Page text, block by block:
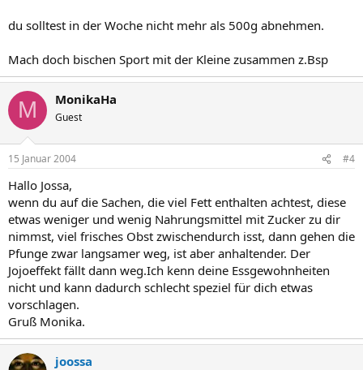
du solltest in der Woche nicht mehr als 500g abnehmen.
Mach doch bischen Sport mit der Kleine zusammen z.Bsp
M MonikaHa
Guest
15 Januar 2004 #4
Hallo Jossa,
wenn du auf die Sachen, die viel Fett enthalten achtest, diese
etwas weniger und wenig Nahrungsmittel mit Zucker zu dir
nimmst, viel frisches Obst zwischendurch isst, dann gehen die
Pfunge zwar langsamer weg, ist aber anhaltender. Der
Jojoeffekt fällt dann weg.Ich kenn deine Essgewohnheiten
nicht und kann dadurch schlecht speziel für dich etwas
vorschlagen.
Gruß Monika.
joossa